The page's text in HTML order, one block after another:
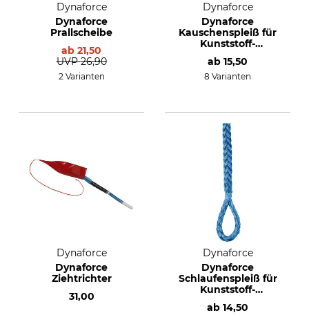
Dynaforce
Dynaforce
Prallscheibe
ab 21,50
UVP 26,90
2 Varianten
Dynaforce
Dynaforce
Kauschenspleiß für
Kunststoff-
Windenseil
ab 15,50
8 Varianten
Dynaforce
Dynaforce
Ziehtrichter
31,00
Dynaforce
Dynaforce
Schlaufenspleiß für
Kunststoff-
Windenseil
ab 14,50